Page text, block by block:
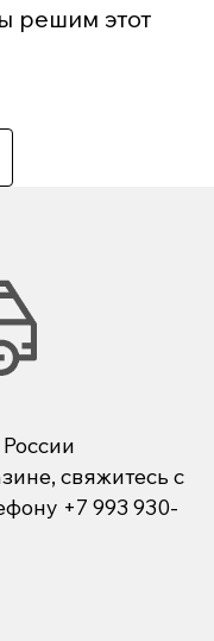
решим этот
свяжитесь с
+7 993 930-